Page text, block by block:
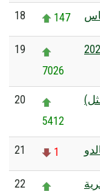
18 147
19
7026
20
5412
21 1
22